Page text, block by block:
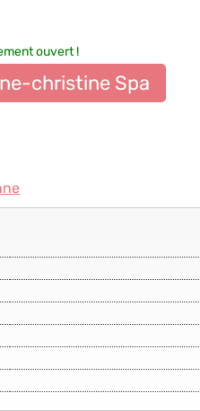
ouvert !
christine Spa